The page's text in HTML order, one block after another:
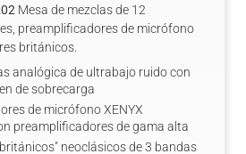
Mesa de mezclas de 12
preamplificadores de micrófono
británicos.
analógica de ultrabajo ruido con
de sobrecarga
de micrófono XENYX
preamplificadores de gama alta
neoclásicos de 3 bandas